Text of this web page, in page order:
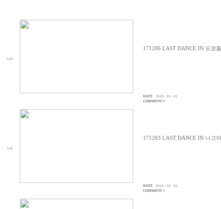
519
171206 LAST DANCE IN 도쿄
DATE
2018 · 03 · 02
COMMENT 0
518
171203 LAST DANCE IN 나고
DATE
2018 · 03 · 02
COMMENT 0